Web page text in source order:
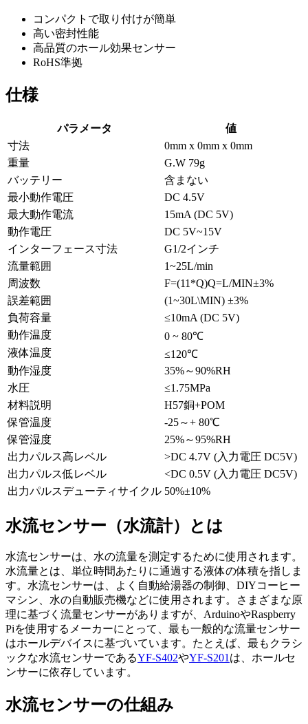
コンパクトで取り付けが簡単
高い密封性能
高品質のホール効果センサー
RoHS準拠
仕様
パラメータ
値
寸法
0mm x 0mm x 0mm
重量
G.W 79g
バッテリー
含まない
最小動作電圧
DC 4.5V
最大動作電流
15mA (DC 5V)
動作電圧
DC 5V~15V
インターフェース寸法
G1/2インチ
流量範囲
1~25L/min
周波数
F=(11*Q)Q=L/MIN±3%
誤差範囲
(1~30L\MIN) ±3%
負荷容量
≤10mA (DC 5V)
動作温度
0 ~ 80℃
液体温度
≤120℃
動作湿度
35%～90%RH
水圧
≤1.75MPa
材料説明
H57銅+POM
保管温度
-25～+ 80℃
保管湿度
25%～95%RH
出力パルス高レベル
>DC 4.7V (入力電圧 DC5V)
出力パルス低レベル
<DC 0.5V (入力電圧 DC5V)
出力パルスデューティサイクル 50%±10%
水流センサー（水流計）とは
水流センサーは、水の流量を測定するために使用されます。
水流量とは、単位時間あたりに通過する液体の体積を指しま
す。水流センサーは、よく自動給湯器の制御、DIYコーヒー
マシン、水の自動販売機などに使用されます。さまざまな原
理に基づく流量センサーがありますが、ArduinoやRaspberry
Piを使用するメーカーにとって、最も一般的な流量センサー
はホールデバイスに基づいています。たとえば、最もクラシ
ックな水流センサーであるYF-S402やYF-S201は、ホールセ
ンサーに依存しています。
水流センサーの仕組み